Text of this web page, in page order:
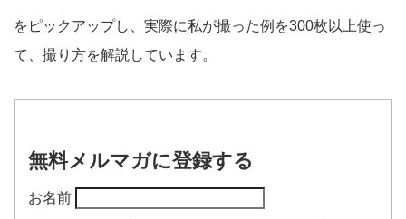
をピックアップし、実際に私が撮った例を300枚以上使っ
て、撮り方を解説しています。
無料メルマガに登録する
お名前